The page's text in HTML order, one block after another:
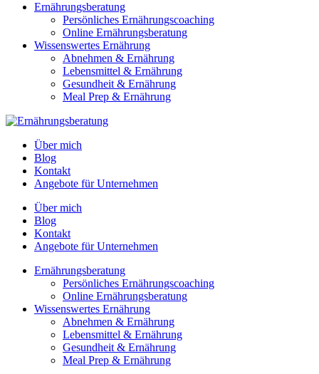
Ernährungsberatung
Persönliches Ernährungscoaching
Online Ernährungsberatung
Wissenswertes Ernährung
Abnehmen & Ernährung
Lebensmittel & Ernährung
Gesundheit & Ernährung
Meal Prep & Ernährung
Über mich
Blog
Kontakt
Angebote für Unternehmen
Über mich
Blog
Kontakt
Angebote für Unternehmen
Ernährungsberatung
Persönliches Ernährungscoaching
Online Ernährungsberatung
Wissenswertes Ernährung
Abnehmen & Ernährung
Lebensmittel & Ernährung
Gesundheit & Ernährung
Meal Prep & Ernährung